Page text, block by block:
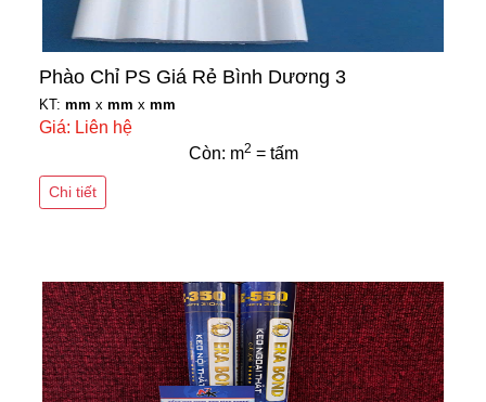
Phào Chỉ PS Giá Rẻ Bình Dương 3
KT: mm x mm x mm
Giá: Liên hệ
Còn: m2 = tấm
Chi tiết